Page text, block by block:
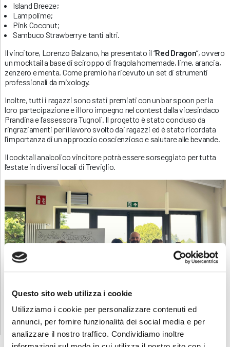
Questo sito web utilizza i cookie
Utilizziamo i cookie per personalizzare contenuti ed
annunci, per fornire funzionalità dei social media e per
analizzare il nostro traffico. Condividiamo inoltre
Island Breeze;
Lampolime;
Pink Coconut;
Sambuco Strawberry e tanti altri.
Il vincitore, Lorenzo Balzano, ha presentato il “Red Dragon“, ovvero
un mocktail a base di sciroppo di fragola homemade, lime, arancia,
zenzero e menta. Come premio ha ricevuto un set di strumenti
professionali da mixology.
Inoltre, tutti i ragazzi sono stati premiati con un bar spoon per la
loro partecipazione e il loro impegno nel contest dalla vicesindaco
Prandina e l’assessora Tugnoli. Il progetto è stato concluso da
ringraziamenti per il lavoro svolto dai ragazzi ed è stato ricordata
l’importanza di un approccio coscienzioso e salutare alle bevande.
Il cocktail analcolico vincitore potrà essere sorseggiato per tutta
l’estate in diversi locali di Treviglio.